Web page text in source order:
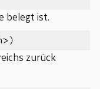
belegt ist.
zurück